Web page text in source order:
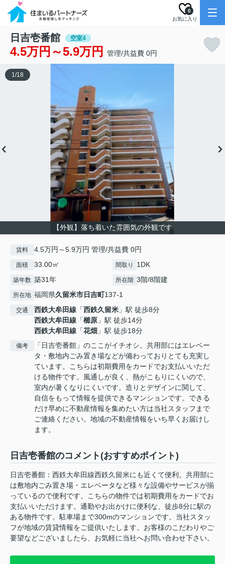
お気に入り
0
日吉壱番館 空室4
4.5万円～5.9万円 管理/共益費 0円
【外観】落ち着いた雰囲気の外観です
1/18
賃料 4.5万円～5.9万円 管理/共益費 0円
面積 33.00㎡ 間取り 1DK
築年数 築31年 所在階 3階/8階建
所在地 福岡県久留米市日吉町137-1
交通 西鉄大牟田線 「西鉄久留米 」駅 徒歩8分
西鉄大牟田線 「櫛原 」駅 徒歩14分
西鉄大牟田線 「花畑 」駅 徒歩18分
備考
「日吉壱番館」のここがイチオシ。共用部にはエレベー
タ・敷地内ごみ置き場などが備わっておりとても充実し
ています。こちらは初期費用をカードでお支払いいただ
ける物件です。風通しが良く、熱がこもりにくいので、
室内が暑くなりにくいです。造りとデザインに関して、
自信をもって情報を提供できるマンションです。できる
だけ早めに不動産情報を集めたい方は当社スタッフまで
ご連絡ください。地域の不動産情報をいち早くお届けし
ます。
日吉壱番館のコメント(おすすめポイント)
日吉壱番館：西鉄大牟田線西鉄久留米にも近くて便利。共用部に
は敷地内ごみ置き場・エレベータなど様々な設備やサービスが揃
っているので便利です。こちらの物件では初期費用をカードでお
支払いいただけます。通勤やお出かけに便利な、徒歩8分に駅の
ある物件です。駐車場まで300mのマンションです。当社スタッ
フが地域の賃貸情報をご提供いたします。お客様のこだわりやご
要望などございましたら、お気軽に当社へお問い合わせ下さい。